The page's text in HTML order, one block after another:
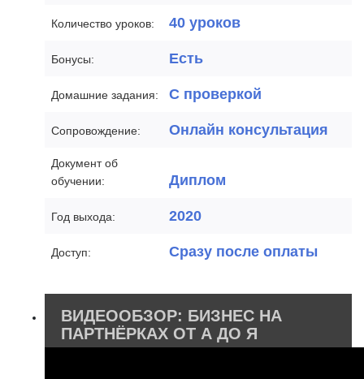
Количество уроков: 40 уроков
Бонусы: Есть
Домашние задания: С проверкой
Сопровождение: Онлайн консультация
Документ об
обучении:
Диплом
Год выхода: 2020
Доступ: Сразу после оплаты
ВИДЕООБЗОР: БИЗНЕС НА
ПАРТНЁРКАХ ОТ А ДО Я